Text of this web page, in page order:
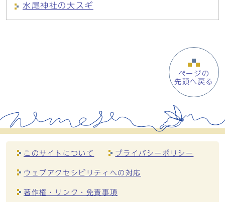
水尾神社の大スギ
ページの
先頭へ戻る
このサイトについて プライバシーポリシー
ウェブアクセシビリティへの対応
著作権・リンク・免責事項